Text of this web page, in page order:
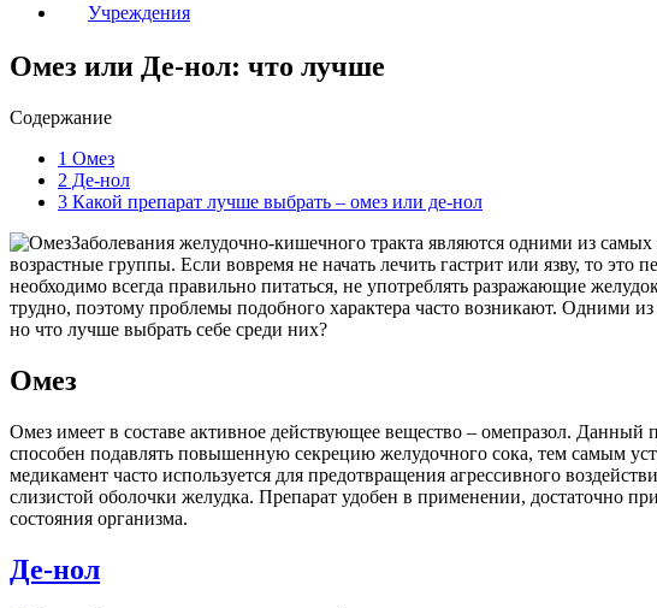
Учреждения
Омез или Де-нол: что лучше
Содержание
1 Омез
2 Де-нол
3 Какой препарат лучше выбрать – омез или де-нол
Заболевания желудочно-кишечного тракта являются одними из
возрастные группы. Если вовремя не начать лечить гастрит или язву, то это
необходимо всегда правильно питаться, не употреблять разражающие
трудно, поэтому проблемы подобного характера часто возникают. Одними
но что лучше выбрать себе среди них?
Омез
Омез имеет в составе активное действующее вещество – омепразол.
способен подавлять повышенную секрецию желудочного сока, тем самым
медикамент часто используется для предотвращения агрессивного
слизистой оболочки желудка. Препарат удобен в применении, достаточно
состояния организма.
Де-нол